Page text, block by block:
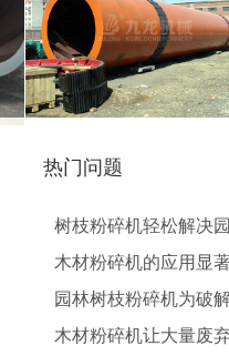
锯末烘干机
树皮烘干机
热门问题
树枝粉碎机轻松解决
木材粉碎机的应用显
园林树枝粉碎机为破
木材粉碎机让大量废